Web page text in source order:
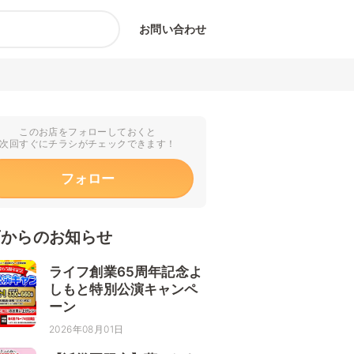
お問い合わせ
このお店をフォローしておくと
次回すぐにチラシがチェックできます！
フォロー
らのお知らせ
ライフ創業65周年記念よ
しもと特別公演キャンペ
ーン
2026年08月01日